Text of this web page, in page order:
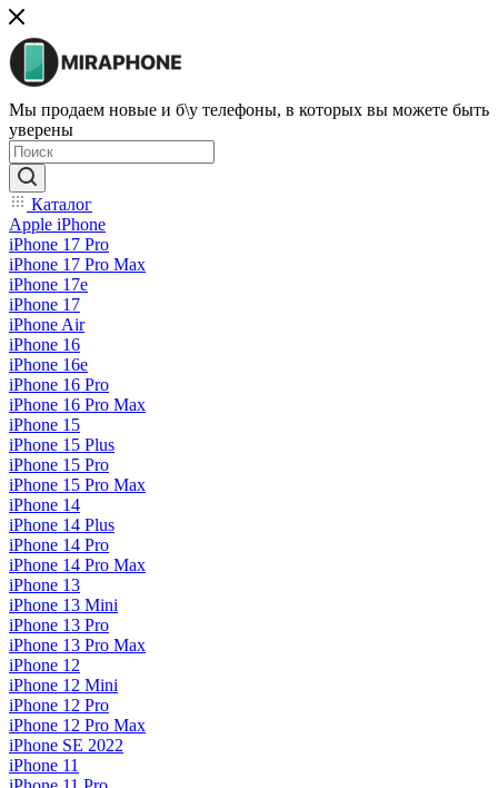
Мы продаем новые и б\у телефоны, в которых вы можете быть
уверены
Каталог
Apple iPhone
iPhone 17 Pro
iPhone 17 Pro Max
iPhone 17e
iPhone 17
iPhone Air
iPhone 16
iPhone 16e
iPhone 16 Pro
iPhone 16 Pro Max
iPhone 15
iPhone 15 Plus
iPhone 15 Pro
iPhone 15 Pro Max
iPhone 14
iPhone 14 Plus
iPhone 14 Pro
iPhone 14 Pro Max
iPhone 13
iPhone 13 Mini
iPhone 13 Pro
iPhone 13 Pro Max
iPhone 12
iPhone 12 Mini
iPhone 12 Pro
iPhone 12 Pro Max
iPhone SE 2022
iPhone 11